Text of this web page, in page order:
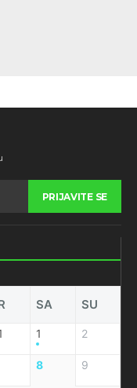
PRIJAVITE SE
SA SU
1 2
8 9